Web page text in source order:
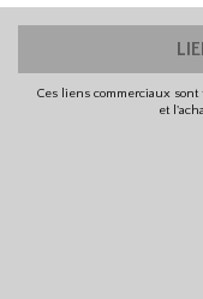
Ces liens commerciaux
et